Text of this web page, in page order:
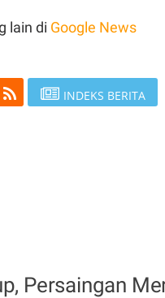
lain di Google News
INDEKS BERITA
Persaingan